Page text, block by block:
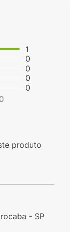
1
0
0
0
0
produto
- SP